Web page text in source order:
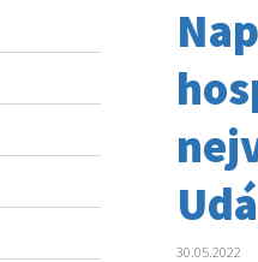
30.05.2022